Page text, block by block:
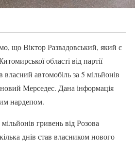
що Віктор Развадовський, який є
області від партії
автомобіль за 5 мільйонів
Мерседес. Дана інформація
нардепом.
гривень від Розова
днів став власником нового